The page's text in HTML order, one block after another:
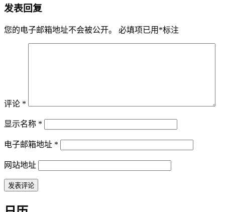
发表回复
您的电子邮箱地址不会被公开。 必填项已用 *标注
评论 *
显示名称 *
电子邮箱地址 *
网站地址